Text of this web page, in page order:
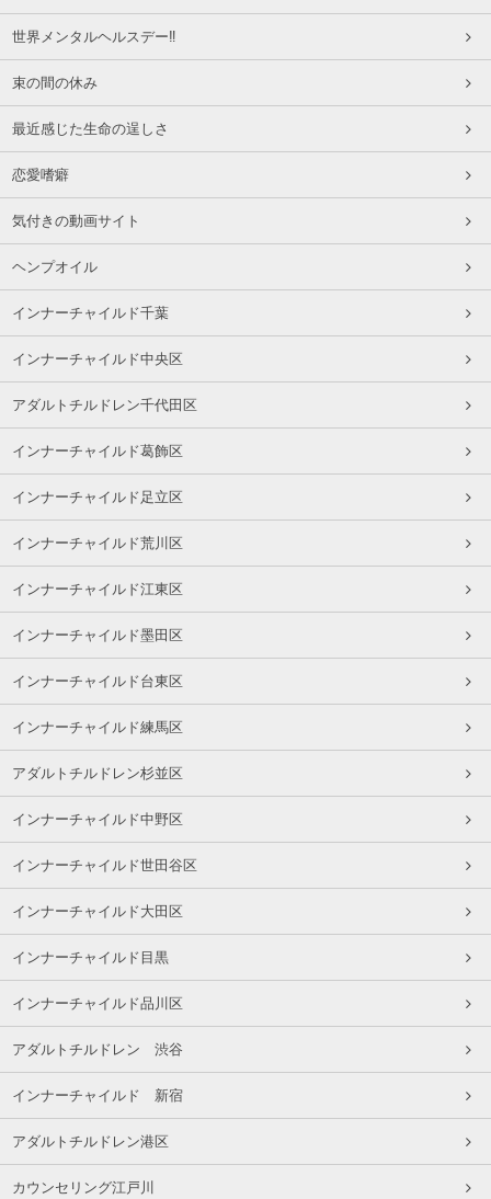
世界メンタルヘルスデー‼️
束の間の休み
最近感じた生命の逞しさ
恋愛嗜癖
気付きの動画サイト
ヘンプオイル
インナーチャイルド千葉
インナーチャイルド中央区
アダルトチルドレン千代田区
インナーチャイルド葛飾区
インナーチャイルド足立区
インナーチャイルド荒川区
インナーチャイルド江東区
インナーチャイルド墨田区
インナーチャイルド台東区
インナーチャイルド練馬区
アダルトチルドレン杉並区
インナーチャイルド中野区
インナーチャイルド世田谷区
インナーチャイルド大田区
インナーチャイルド目黒
インナーチャイルド品川区
アダルトチルドレン 渋谷
インナーチャイルド 新宿
アダルトチルドレン港区
カウンセリング江戸川